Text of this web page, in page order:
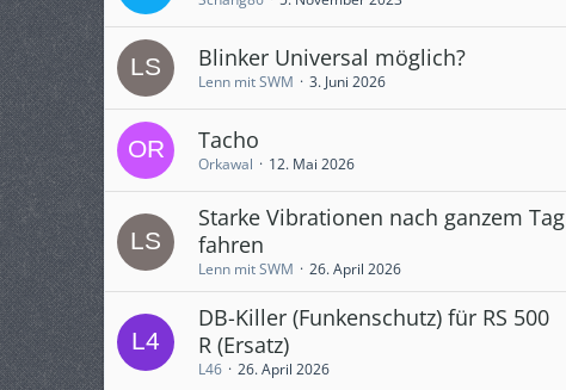
Blinker Universal möglich?
Lenn mit SWM 3. Juni 2026
Tacho
Orkawal 12. Mai 2026
Starke Vibrationen nach ganzem Tag
fahren
Lenn mit SWM 26. April 2026
DB-Killer (Funkenschutz) für RS 500
R (Ersatz)
L46 26. April 2026